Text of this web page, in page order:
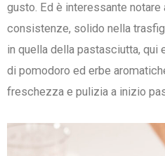
gusto. Ed è interessante
consistenze, solido nella
in quella della pastasciutta, qui
di pomodoro ed erbe
freschezza e pulizia a inizio